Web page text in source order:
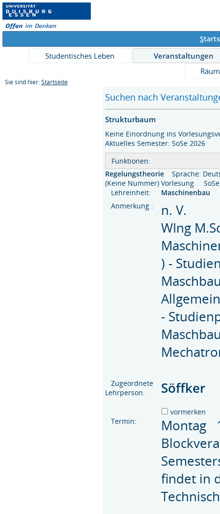
S
Studentisches Leben
Veranstaltungen
Sie sind hier: Startseite
Suchen nach
Strukturbaum
Keine Einordnung ins
Aktuelles Semester: SoSe 2026
Funktionen:
Regelungstheorie
Sprache:
(Keine Nummer) Vorlesung
Lehreinheit:
Maschinenbau
Anmerkung :
n. V.
WIng
) -
-
Zugeordnete
Lehrperson:
Söffker
vormerken
Termin:
Montag
findet in